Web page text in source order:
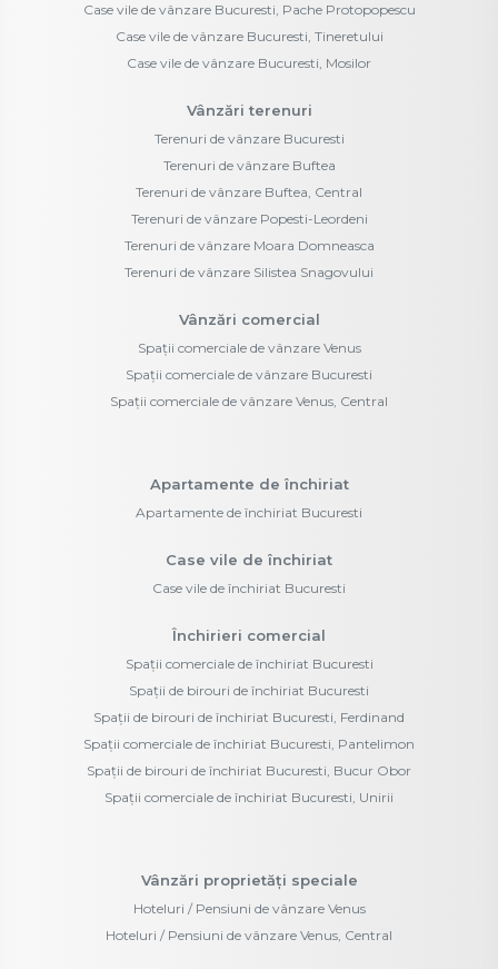
Case vile de vânzare Bucuresti, Pache Protopopescu
Case vile de vânzare Bucuresti, Tineretului
Case vile de vânzare Bucuresti, Mosilor
Vânzări terenuri
Terenuri de vânzare Bucuresti
Terenuri de vânzare Buftea
Terenuri de vânzare Buftea, Central
Terenuri de vânzare Popesti-Leordeni
Terenuri de vânzare Moara Domneasca
Terenuri de vânzare Silistea Snagovului
Vânzări comercial
Spații comerciale de vânzare Venus
Spații comerciale de vânzare Bucuresti
Spații comerciale de vânzare Venus, Central
Apartamente de închiriat
Apartamente de închiriat Bucuresti
Case vile de închiriat
Case vile de închiriat Bucuresti
Închirieri comercial
Spații comerciale de închiriat Bucuresti
Spații de birouri de închiriat Bucuresti
Spații de birouri de închiriat Bucuresti, Ferdinand
Spații comerciale de închiriat Bucuresti, Pantelimon
Spații de birouri de închiriat Bucuresti, Bucur Obor
Spații comerciale de închiriat Bucuresti, Unirii
Vânzări proprietăți speciale
Hoteluri / Pensiuni de vânzare Venus
Hoteluri / Pensiuni de vânzare Venus, Central